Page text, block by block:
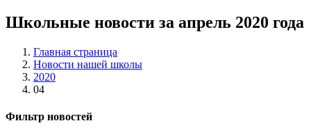
Школьные новости за апрель 2020 года
Главная страница
Новости нашей школы
2020
04
Фильтр новостей